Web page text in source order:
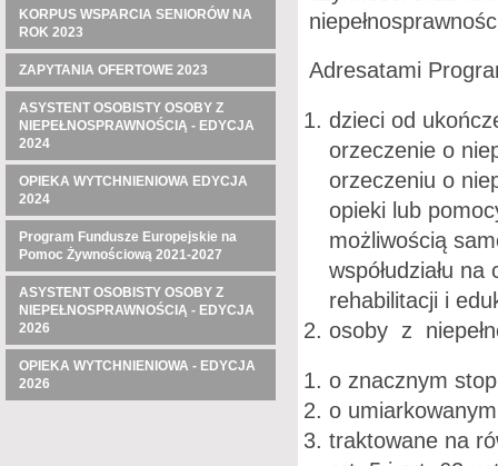
KORPUS WSPARCIA SENIORÓW NA
ROK 2023
ZAPYTANIA OFERTOWE 2023
ASYSTENT OSOBISTY OSOBY Z
NIEPEŁNOSPRAWNOŚCIĄ - EDYCJA
2024
OPIEKA WYTCHNIENIOWA EDYCJA
2024
Program Fundusze Europejskie na
Pomoc Żywnościową 2021-2027
ASYSTENT OSOBISTY OSOBY Z
NIEPEŁNOSPRAWNOŚCIĄ - EDYCJA
2026
OPIEKA WYTCHNIENIOWA - EDYCJA
2026
Adresatami
dzieci od
orzeczenie o
orzeczeniu o
opieki lub
możliwością
współudziału
rehabilitacji i
osoby z
o znacznym
o
traktowane na